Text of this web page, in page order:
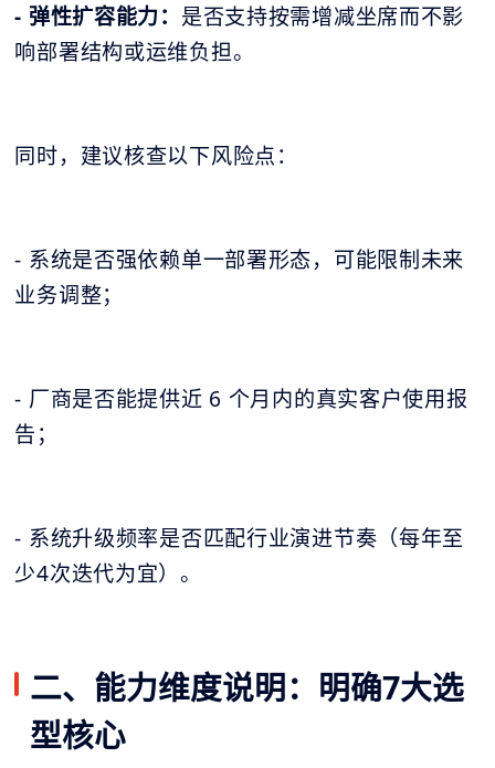
- 弹性扩容能力： 是否支持按需增减坐席而不影
响部署结构或运维负担。
同时，建议核查以下风险点：
- 系统是否强依赖单一部署形态，可能限制未来
业务调整；
- 厂商是否能提供近 6 个月内的真实客户使用报
告；
- 系统升级频率是否匹配行业演进节奏（每年至
少4次迭代为宜）。
二、能力维度说明：明确7大选
型核心